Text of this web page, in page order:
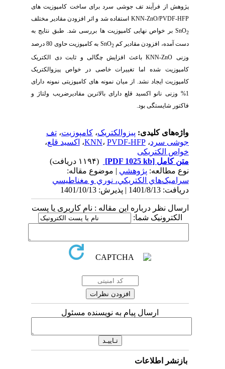
پژوهش از فرآیند تف جوشی سرد برای ساخت کامپوزیت های
KNN-ZnO/PVDF-HFPاستفاده شد و اثر افزودن مقادیر مختلف
SnOبر خواص نهایی کامپوزیت ها بررسی شد. طبق نتایج به
دست آمده،افزودن مقادیر کم SnO2 به
کامپوزیت حاوی 80 درصد
وزنی KNN-ZnOباعث افزایش چگالی و ثابت دی الکتریک
کامپوزیت شده اما تغییرات خاصی در خواص پیزوالکتریک
کامپوزیت ایجاد نشد. از میان نمونه های کامپوزیتی نمونه دارای
1% وزنی نانو اکسید قلع دارای بالاترین مقادیرضریب ولتاژ و
فاکتور شایستگی بود.
واژه‌های کلیدی:پیزوالکتریک،کامپوزیت،تف
جوشی سرد ، KNN،PVDF-HFP ،اکسید قلع،
خواص الکتریکی
متن کامل[PDF 1025 kb]
نوع مطالعه:پژوهشي| موضوع مقاله:
سراميک‌هاي الكتریكي، نوري و مغناطيسي
دریافت: 1401/8/13 | پذیرش: 1401/10/13
ارسال نظر درباره این مقاله : نام کاربری یا پست
الکترونیک شما:
ارسال پیام به نویسنده مسئول
بازنشر اطلاعات